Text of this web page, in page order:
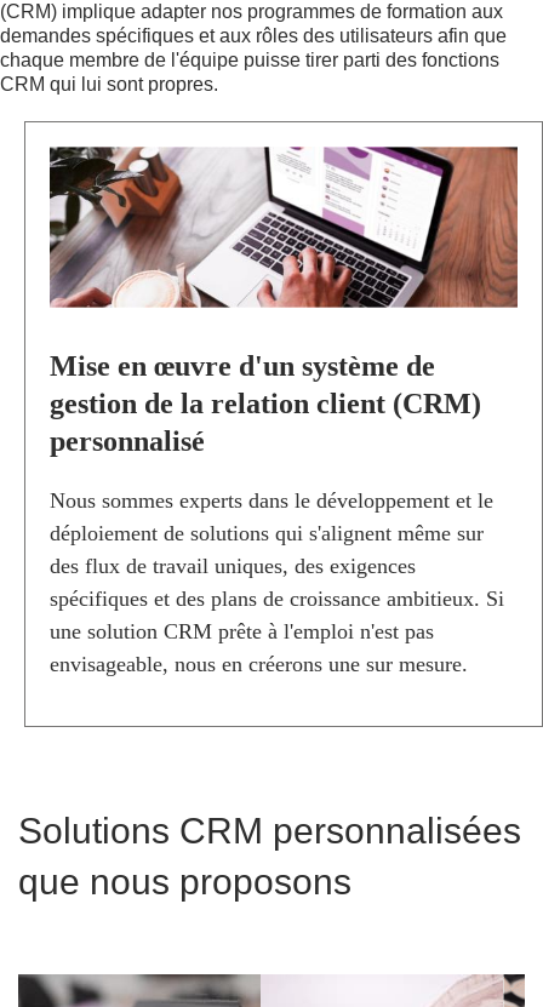
(CRM) implique adapter nos programmes de formation aux
demandes spécifiques et aux rôles des utilisateurs afin que
chaque membre de l'équipe puisse tirer parti des fonctions
CRM qui lui sont propres.
Mise en œuvre d'un système de
gestion de la relation client (CRM)
personnalisé
Nous sommes experts dans le développement et le
déploiement de solutions qui s'alignent même sur
des flux de travail uniques, des exigences
spécifiques et des plans de croissance ambitieux. Si
une solution CRM prête à l'emploi n'est pas
envisageable, nous en créerons une sur mesure.
Solutions CRM personnalisées
que nous proposons